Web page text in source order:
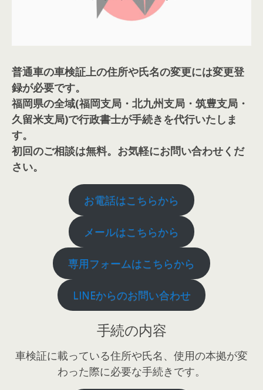
普通車の車検証上の住所や氏名の変更には変更登
録が必要です。
福岡県の全域(福岡支局・北九州支局・筑豊支局・
久留米支局)で行政書士が手続きを代行いたしま
す。
初回のご相談は無料。お気軽にお問い合わせくだ
さい。
お電話はこちらから
メールはこちらから
専用フォームはこちらから
LINEからのお問い合わせ
手続の内容
車検証に載っている住所や氏名、使用の本拠が変
わった際に必要な手続きです。